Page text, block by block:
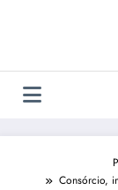
Consórcio,